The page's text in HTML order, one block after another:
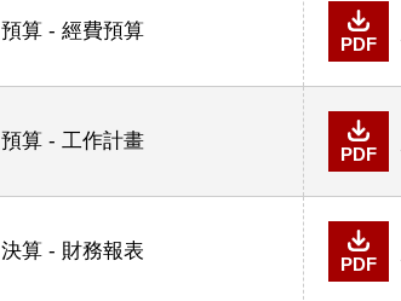
預算 - 經費預算
PDF
預算 - 工作計畫
PDF
決算 - 財務報表
PDF